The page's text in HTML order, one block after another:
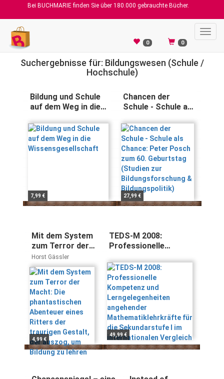
Bei BUCHMARIE finden Sie über 180.000 gebrauchte Bücher.
0 0
Suchergebnisse für: Bildungswesen (Schule /
Hochschule)
Bildung und Schule
auf dem Weg in die
7,99 €
Chancen der
Schule - Schule als
Posch zum 60.
Geburtstag
(Studien zur
Bildungsforschung
& Bildungspolitik)
27,99 €
Mit dem System
zum Terror der
Macht: Die
phantastischen
Abenteuer eines
Ritters der
traurigen
Gestalt, der
auszog, um
Bildung zu
lehren
Horst Gässler
4,99 €
TEDS-M 2008:
Professionelle
Lerngelegenheiten
angehender
Mathematiklehrkräfte
für die Sekundarstufe
I im internationalen
Vergleich
49,99 €